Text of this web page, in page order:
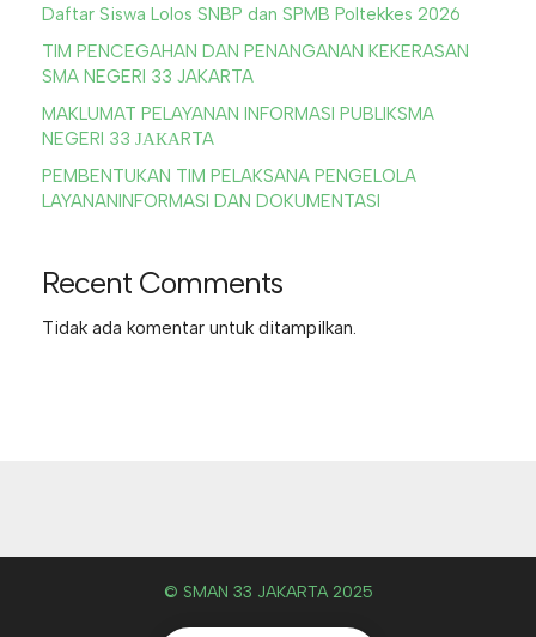
Daftar Siswa Lolos SNBP dan SPMB Poltekkes 2026
TIM PENCEGAHAN DAN PENANGANAN KEKERASAN
SMA NEGERI 33 JAKARTA
MAKLUMAT PELAYANAN INFORMASI PUBLIKSMA
NEGERI 33 ЈАКАRTA
PEMBENTUKAN TIM PELAKSANA PENGELOLA
LAYANANINFORMASI DAN DOKUMENTASI
Recent Comments
Tidak ada komentar untuk ditampilkan.
© SMAN 33 JAKARTA 2025